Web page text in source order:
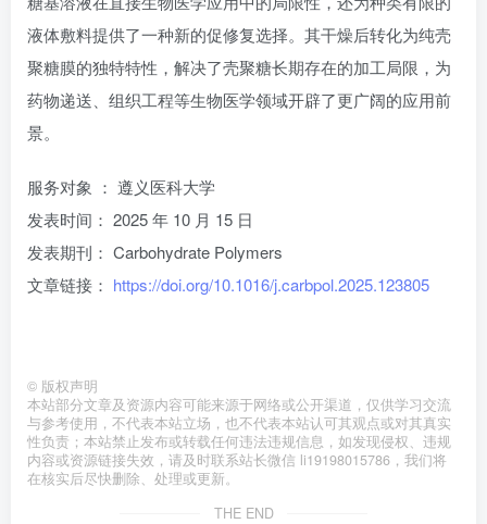
液体敷料提供了一种新的促修复选择。其干燥后转化为纯壳
聚糖膜的独特特性，解决了壳聚糖长期存在的加工局限，为
药物递送、组织工程等生物医学领域开辟了更广阔的应用前
景。
服务对象 ： 遵义医科大学
发表时间： 2025 年 10 月 15 日
发表期刊： Carbohydrate Polymers
文章链接： https://doi.org/10.1016/j.carbpol.2025.123805
© 版权声明
本站部分文章及资源内容可能来源于网络或公开渠道，仅供学习交流
与参考使用，不代表本站立场，也不代表本站认可其观点或对其真实
性负责；本站禁止发布或转载任何违法违规信息，如发现侵权、违规
内容或资源链接失效，请及时联系站长微信 li19198015786，我们将
在核实后尽快删除、处理或更新。
THE END